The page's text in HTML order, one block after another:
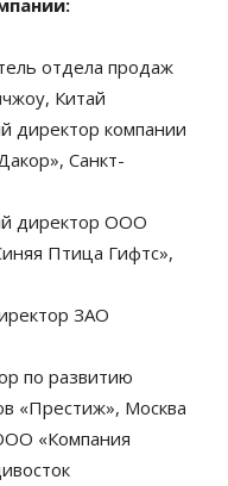
отдела продаж
Китай
директор компании
Санкт-
директор ООО
Птица Гифтс»,
ЗАО
по развитию
«Престиж», Москва
«Компания